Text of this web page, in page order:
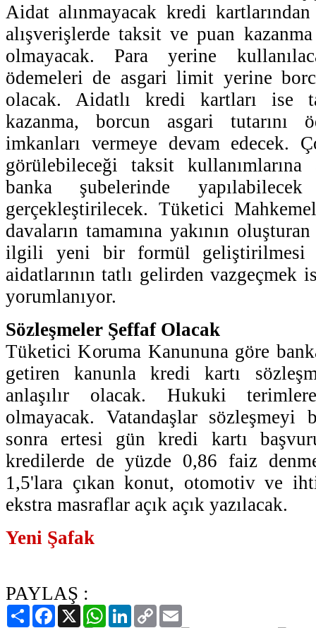
Aidat alınmayacak kredi
alışverişlerde taksit ve puan
olmayacak. Para yerine
ödemeleri de asgari limit yerine
olacak. Aidatlı kredi kartları ise
kazanma, borcun asgari tutarını
imkanları vermeye devam edecek.
görülebileceği taksit
banka şubelerinde
gerçekleştirilecek. Tüketici
davaların tamamına yakının
ilgili yeni bir formül geliştirilmesi
aidatlarının tatlı gelirden vazgeçmek
yorumlanıyor.
Sözleşmeler Şeffaf Olacak
Tüketici Koruma Kanununa göre
getiren kanunla kredi kartı
anlaşılır olacak. Hukuki
olmayacak. Vatandaşlar
sonra ertesi gün kredi kartı
kredilerde de yüzde 0,86 faiz
1,5'lara çıkan konut, otomotiv ve
ekstra masraflar açık açık yazılacak.
Yeni Şafak
PAYLAŞ :
PaylaşFacebook
X WhatsAppLinkedIn
Copy
Link